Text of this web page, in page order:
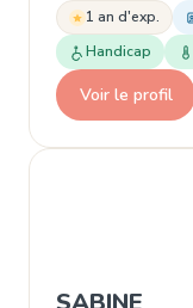
1 an d'exp.
Handicap
Voir le profil